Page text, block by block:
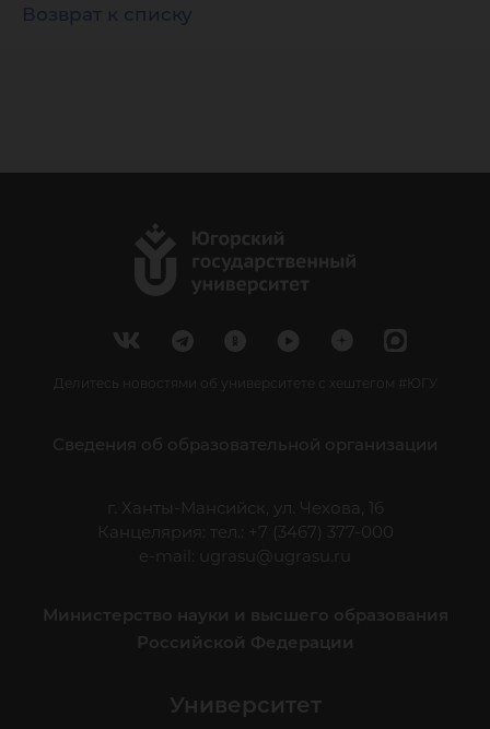
Возврат к списку
Делитесь новостями об университете с хештегом #ЮГУ
Сведения об образовательной организации
г. Ханты-Мансийск, ул. Чехова, 16
Канцелярия: тел.: +7 (3467) 377-000
e-mail:
ugrasu@ugrasu.ru
Министерство науки и высшего образования
Российской Федерации
Университет